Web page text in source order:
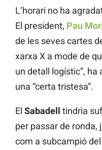
L’horari no ha
El president, Pau
de les seves cartes
xarxa X a mode de
un detall logístic”,
una “certa tristesa”.
El Sabadell tindria
per passar de ronda,
com a subcampió